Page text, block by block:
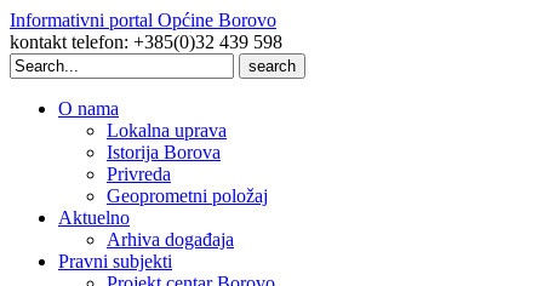
Informativni portal Općine Borovo
kontakt telefon: +385(0)32 439 598
Search
for:
O nama
Lokalna uprava
Istorija Borova
Privreda
Geoprometni položaj
Aktuelno
Arhiva događaja
Pravni subjekti